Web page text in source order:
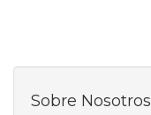
Sobre Nosotros